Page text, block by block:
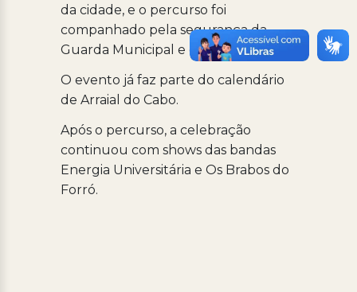
da cidade, e o percurso foi
companhado pela segurança da
Guarda Municipal e da Comtrans.
​O evento já faz parte do calendário
de Arraial do Cabo.
​Após o percurso, a celebração
continuou com shows das bandas
Energia Universitária e Os Brabos do
Forró.